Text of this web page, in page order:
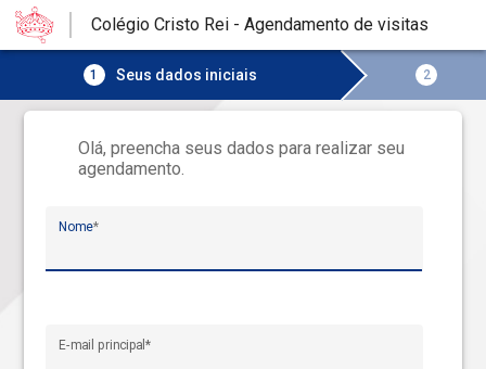
Colégio Cristo Rei - Agendamento de visitas
1 Seus dados iniciais 2
Olá, preencha seus dados para realizar seu
agendamento.
Nome*
E-mail principal*